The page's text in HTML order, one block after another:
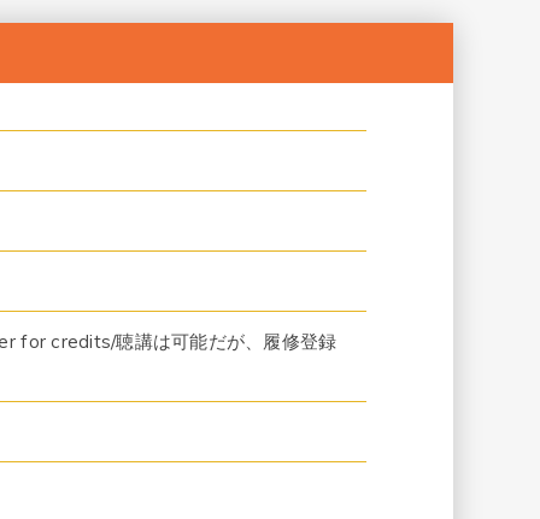
credits/聴講は可能だが、履修登録